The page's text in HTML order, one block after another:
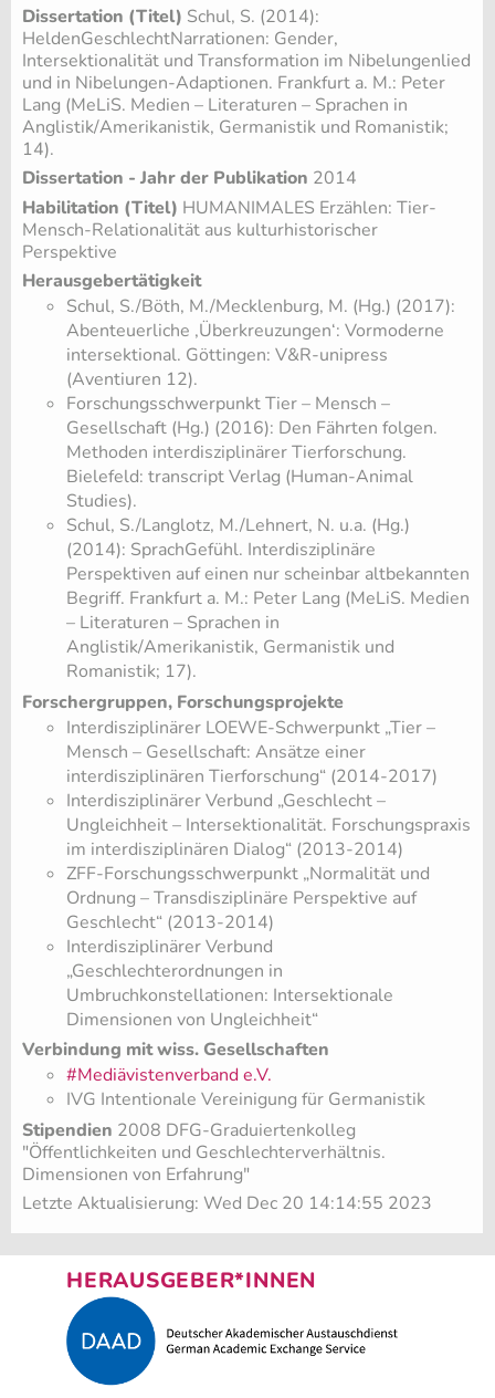
Dissertation (Titel) Schul, S. (2014):
HeldenGeschlechtNarrationen: Gender,
Intersektionalität und Transformation im Nibelungenlied
und in Nibelungen-Adaptionen. Frankfurt a. M.: Peter
Lang (MeLiS. Medien – Literaturen – Sprachen in
Anglistik/Amerikanistik, Germanistik und Romanistik;
14).
Dissertation - Jahr der Publikation 2014
Habilitation (Titel) HUMANIMALES Erzählen: Tier-
Mensch-Relationalität aus kulturhistorischer
Perspektive
Herausgebertätigkeit
Schul, S./Böth, M./Mecklenburg, M. (Hg.) (2017):
Abenteuerliche ‚Überkreuzungen‘: Vormoderne
intersektional. Göttingen: V&R-unipress
(Aventiuren 12).
Forschungsschwerpunkt Tier – Mensch –
Gesellschaft (Hg.) (2016): Den Fährten folgen.
Methoden interdisziplinärer Tierforschung.
Bielefeld: transcript Verlag (Human-Animal
Studies).
Schul, S./Langlotz, M./Lehnert, N. u.a. (Hg.)
(2014): SprachGefühl. Interdisziplinäre
Perspektiven auf einen nur scheinbar altbekannten
Begriff. Frankfurt a. M.: Peter Lang (MeLiS. Medien
– Literaturen – Sprachen in
Anglistik/Amerikanistik, Germanistik und
Romanistik; 17).
Forschergruppen, Forschungsprojekte
Interdisziplinärer LOEWE-Schwerpunkt „Tier –
Mensch – Gesellschaft: Ansätze einer
interdisziplinären Tierforschung“ (2014-2017)
Interdisziplinärer Verbund „Geschlecht –
Ungleichheit – Intersektionalität. Forschungspraxis
im interdisziplinären Dialog“ (2013-2014)
ZFF-Forschungsschwerpunkt „Normalität und
Ordnung – Transdisziplinäre Perspektive auf
Geschlecht“ (2013-2014)
Interdisziplinärer Verbund
„Geschlechterordnungen in
Umbruchkonstellationen: Intersektionale
Dimensionen von Ungleichheit“
Verbindung mit wiss. Gesellschaften
#Mediävistenverband e.V.
IVG Intentionale Vereinigung für Germanistik
Stipendien 2008 DFG-Graduiertenkolleg
"Öffentlichkeiten und Geschlechterverhältnis.
Dimensionen von Erfahrung"
Letzte Aktualisierung: Wed Dec 20 14:14:55 2023
HERAUSGEBER*INNEN